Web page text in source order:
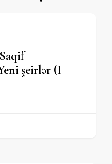
şeirlər (I